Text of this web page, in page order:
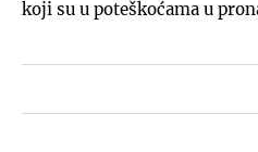
koji su u poteškoćama u